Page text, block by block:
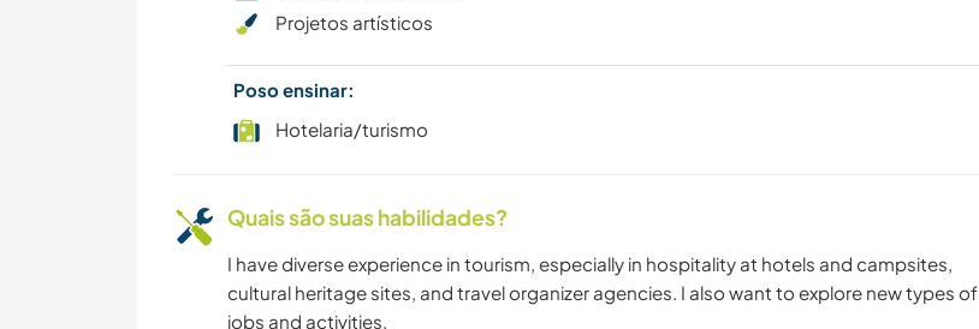
Projetos artísticos
Poso ensinar:
Hotelaria/turismo
Quais são suas habilidades?
I have diverse experience in tourism, especially in hospitality at hotels and campsites,
cultural heritage sites, and travel organizer agencies. I also want to explore new types of
jobs and activities.